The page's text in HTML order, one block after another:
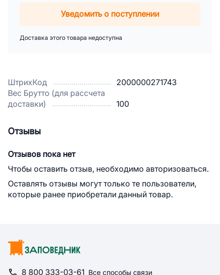
ШтрихКод
2000000271743
Вес Брутто (для рассчета
доставки)
100
Уведомить о поступлении
Доставка этого товара недоступна
Отзывы
Отзывов пока нет
Чтобы оставить отзыв, необходимо авторизоваться.
Оставлять отзывы могут только те пользователи,
которые ранее приобретали данный товар.
8 800 333-03-61 Все способы связи